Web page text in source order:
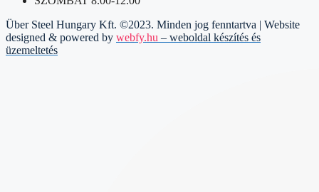
Über Steel Hungary Kft. ©2023. Minden jog fenntartva | Website
designed & powered by webfy.hu – weboldal készítés és
üzemeltetés